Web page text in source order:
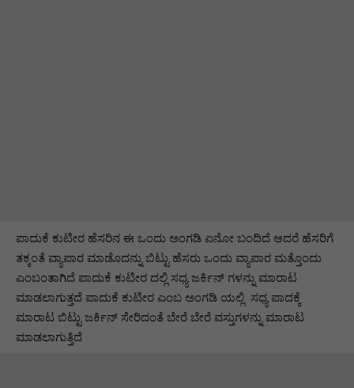
ಪಾದುಕೆ ಕುಟೀರ ಹೆಸರಿನ ಈ ಒಂದು ಅಂಗಡಿ ಏನೋ ಬಂದಿದೆ ಆದರೆ ಹೆಸರಿಗೆ
ತಕ್ಕಂತೆ ವ್ಯಾಪಾರ ಮಾಡೊದನ್ನು ಬಿಟ್ಟು ಹೆಸರು ಒಂದು ವ್ಯಾಪಾರ ಮತ್ತೊಂದು
ಎಂಬಂತಾಗಿದೆ ಪಾದುಕೆ ಕುಟೀರ ದಲ್ಲಿ ಸಧ್ಯ ಜರ್ಕಿನ್ ಗಳನ್ನು ಮಾರಾಟ
ಮಾಡಲಾಗುತ್ತದೆ ಪಾದುಕೆ ಕುಟೀರ ಎಂಬ ಅಂಗಡಿ ಯಲ್ಲಿ ಸಧ್ಯ ಪಾದಕ್ಕೆ
ಮಾರಾಟ ಬಿಟ್ಟು ಜರ್ಕಿನ್ ಸೇರಿದಂತೆ ಬೇರೆ ಬೇರೆ ವಸ್ತುಗಳನ್ನು ಮಾರಾಟ
ಮಾಡಲಾಗುತ್ತಿದೆ